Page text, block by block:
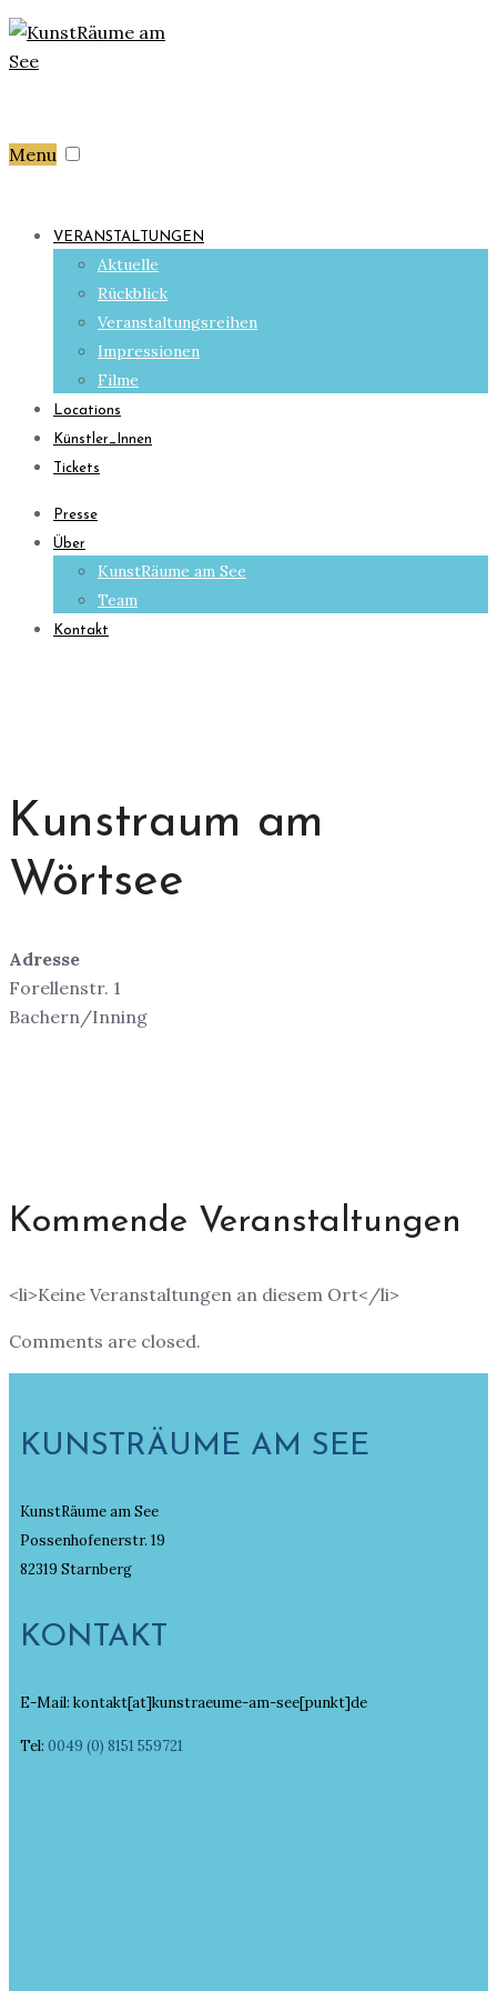
Menu
VERANSTALTUNGEN
Aktuelle
Rückblick
Veranstaltungsreihen
Impressionen
Filme
Locations
Künstler_Innen
Tickets
Presse
Über
KunstRäume am See
Team
Kontakt
Kunstraum am
Wörtsee
Adresse
Forellenstr. 1
Bachern/Inning
Kommende Veranstaltungen
<li>Keine Veranstaltungen an diesem Ort</li>
Comments are closed.
KUNSTRÄUME AM SEE
KunstRäume am See
Possenhofenerstr. 19
82319 Starnberg
KONTAKT
E-Mail: kontakt[at]kunstraeume-am-see[punkt]de
Tel: 0049 (0) 8151 559721